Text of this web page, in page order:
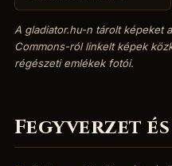
A gladiator.hu-n tárolt képeket
Commons-ról linkelt képek
régészeti emlékek fotói.
Fegyverzet